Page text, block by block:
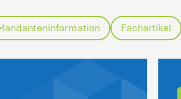
Hinweis: Im Regelfall ist
eines pensionierten
von seiner GmbH